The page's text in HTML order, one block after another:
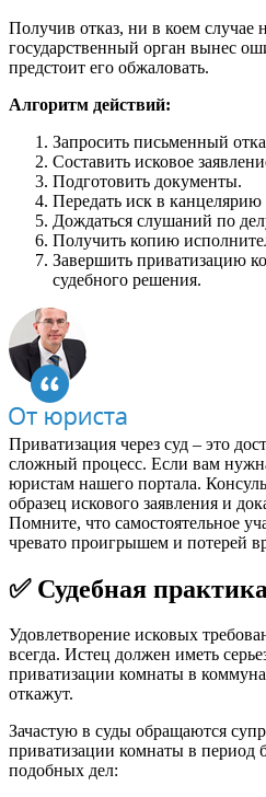
Получив отказ, ни в коем случае
государственный орган вынес
предстоит его обжаловать.
Алгоритм действий:
Запросить письменный
Составить исковое
Подготовить документы.
Передать иск в канцелярию
Дождаться слушаний по
Получить копию
Завершить приватизацию
судебного решения.
Приватизация через суд – это
сложный процесс. Если вам
юристам нашего портала.
образец искового заявления и
Помните, что самостоятельное
чревато проигрышем и потерей
✅ Судебная практика
Удовлетворение исковых
всегда. Истец должен иметь
приватизации комнаты в
откажут.
Зачастую в суды обращаются
приватизации комнаты в
подобных дел: